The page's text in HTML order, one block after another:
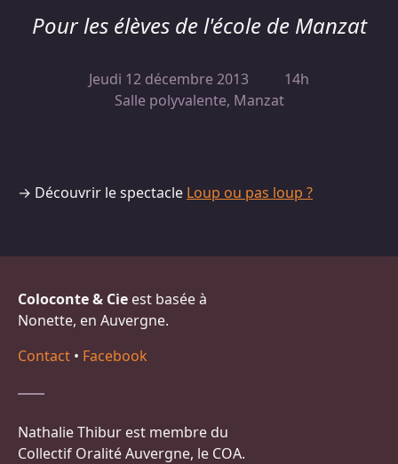
Pour les élèves de l'école de Manzat
Jeudi 12 décembre 2013
14h
Salle polyvalente, Manzat
→ Découvrir le spectacle Loup ou pas loup ?
Coloconte & Cie est basée à
Nonette, en Auvergne.
Contact • Facebook
Nathalie Thibur est membre du
Collectif Oralité Auvergne, le COA.